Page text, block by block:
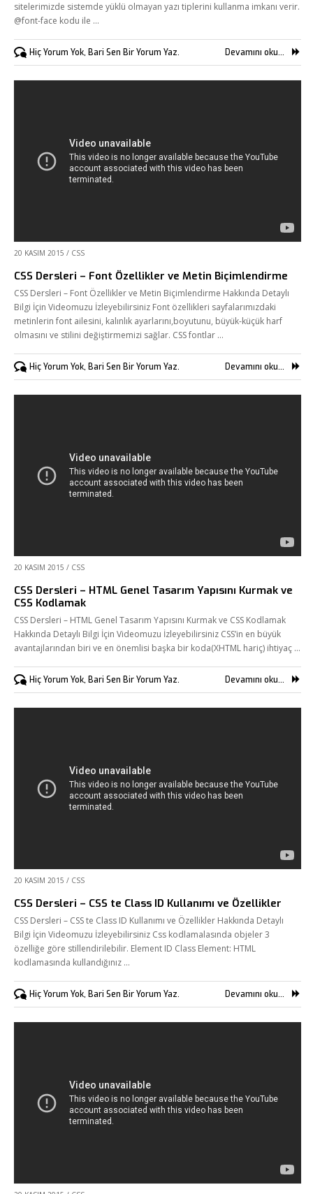
sitelerimizde sistemde yüklü olmayan yazı tiplerini kullanma imkanı verir.
@font-face kodu ile …
Hiç Yorum Yok, Bari Sen Bir Yorum Yaz. Devamını oku...
20 KASIM 2015 / CSS
CSS Dersleri – Font Özellikler ve Metin Biçimlendirme
CSS Dersleri – Font Özellikler ve Metin Biçimlendirme Hakkında Detaylı
Bilgi İçin Videomuzu İzleyebilirsiniz Font özellikleri sayfalarımızdaki
metinlerin font ailesini, kalınlık ayarlarını,boyutunu, büyük-küçük harf
olmasını ve stilini değiştirmemizi sağlar. CSS fontlar …
Hiç Yorum Yok, Bari Sen Bir Yorum Yaz. Devamını oku...
20 KASIM 2015 / CSS
CSS Dersleri – HTML Genel Tasarım Yapısını Kurmak ve
CSS Kodlamak
CSS Dersleri – HTML Genel Tasarım Yapısını Kurmak ve CSS Kodlamak
Hakkında Detaylı Bilgi İçin Videomuzu İzleyebilirsiniz CSS’in en büyük
avantajlarından biri ve en önemlisi başka bir koda(XHTML hariç) ihtiyaç …
Hiç Yorum Yok, Bari Sen Bir Yorum Yaz. Devamını oku...
20 KASIM 2015 / CSS
CSS Dersleri – CSS te Class ID Kullanımı ve Özellikler
CSS Dersleri – CSS te Class ID Kullanımı ve Özellikler Hakkında Detaylı
Bilgi İçin Videomuzu İzleyebilirsiniz Css kodlamalasında objeler 3
özelliğe göre stillendirilebilir. Element ID Class Element: HTML
kodlamasında kullandığınız …
Hiç Yorum Yok, Bari Sen Bir Yorum Yaz. Devamını oku...